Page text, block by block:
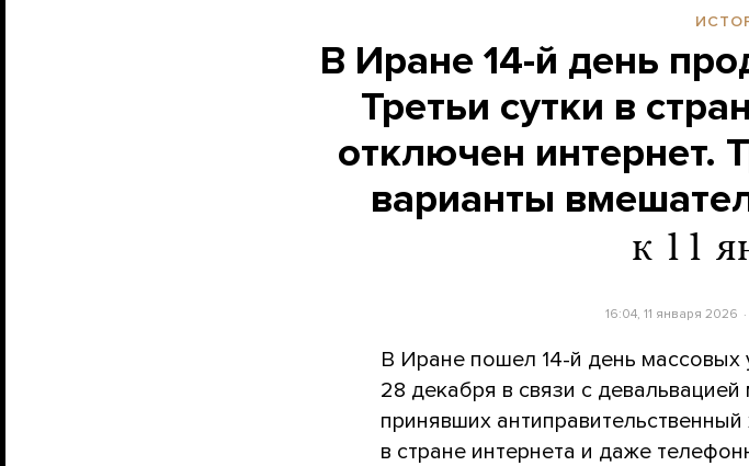
В Иране 14-й день
Третьи сутки в
отключен интернет.
варианты
к 11
16:04, 11 января 2026
В Иране пошел 14-й день массовых
28 декабря в связи с
принявших
в стране интернета и даже